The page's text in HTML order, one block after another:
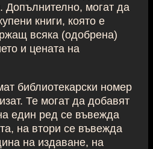
Допълнително, могат да
книги, която е
всяка (одобрена)
и цената на
библиотекарски номер
Те могат да добавят
един ред се въвежда
на втори се въвежда
на издаване, на